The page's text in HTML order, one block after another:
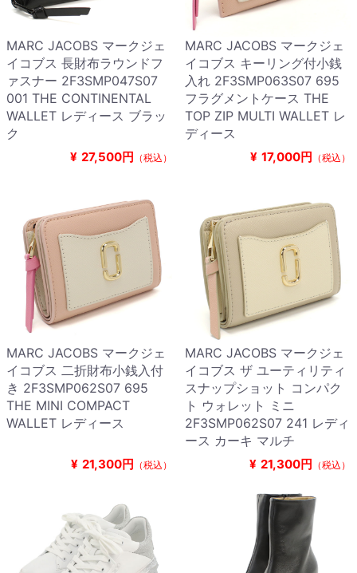
MARC JACOBS マークジェ
イコブス 長財布ラウンドフ
ァスナー 2F3SMP047S07
001 THE CONTINENTAL
WALLET レディース ブラッ
ク
¥ 27,500円 （税込）
MARC JACOBS マークジェ
イコブス キーリング付小銭
入れ 2F3SMP063S07 695
フラグメントケース THE
TOP ZIP MULTI WALLET レ
ディース
¥ 17,000円 （税込）
MARC JACOBS マークジェ
イコブス 二折財布小銭入付
き 2F3SMP062S07 695
THE MINI COMPACT
WALLET レディース
¥ 21,300円 （税込）
MARC JACOBS マークジェ
イコブス ザ ユーティリティ
スナップショット コンパク
ト ウォレット ミニ
2F3SMP062S07 241 レディ
ース カーキ マルチ
¥ 21,300円 （税込）